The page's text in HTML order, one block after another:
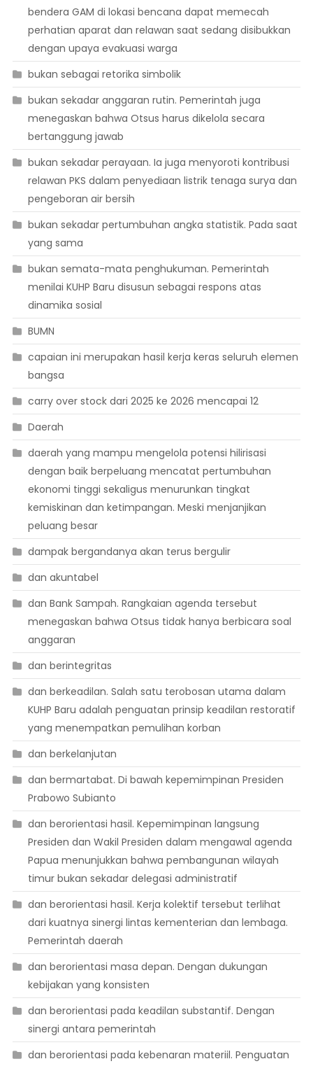
bendera GAM di lokasi bencana dapat memecah
perhatian aparat dan relawan saat sedang disibukkan
dengan upaya evakuasi warga
bukan sebagai retorika simbolik
bukan sekadar anggaran rutin. Pemerintah juga
menegaskan bahwa Otsus harus dikelola secara
bertanggung jawab
bukan sekadar perayaan. Ia juga menyoroti kontribusi
relawan PKS dalam penyediaan listrik tenaga surya dan
pengeboran air bersih
bukan sekadar pertumbuhan angka statistik. Pada saat
yang sama
bukan semata-mata penghukuman. Pemerintah
menilai KUHP Baru disusun sebagai respons atas
dinamika sosial
BUMN
capaian ini merupakan hasil kerja keras seluruh elemen
bangsa
carry over stock dari 2025 ke 2026 mencapai 12
Daerah
daerah yang mampu mengelola potensi hilirisasi
dengan baik berpeluang mencatat pertumbuhan
ekonomi tinggi sekaligus menurunkan tingkat
kemiskinan dan ketimpangan. Meski menjanjikan
peluang besar
dampak bergandanya akan terus bergulir
dan akuntabel
dan Bank Sampah. Rangkaian agenda tersebut
menegaskan bahwa Otsus tidak hanya berbicara soal
anggaran
dan berintegritas
dan berkeadilan. Salah satu terobosan utama dalam
KUHP Baru adalah penguatan prinsip keadilan restoratif
yang menempatkan pemulihan korban
dan berkelanjutan
dan bermartabat. Di bawah kepemimpinan Presiden
Prabowo Subianto
dan berorientasi hasil. Kepemimpinan langsung
Presiden dan Wakil Presiden dalam mengawal agenda
Papua menunjukkan bahwa pembangunan wilayah
timur bukan sekadar delegasi administratif
dan berorientasi hasil. Kerja kolektif tersebut terlihat
dari kuatnya sinergi lintas kementerian dan lembaga.
Pemerintah daerah
dan berorientasi masa depan. Dengan dukungan
kebijakan yang konsisten
dan berorientasi pada keadilan substantif. Dengan
sinergi antara pemerintah
dan berorientasi pada kebenaran materiil. Penguatan